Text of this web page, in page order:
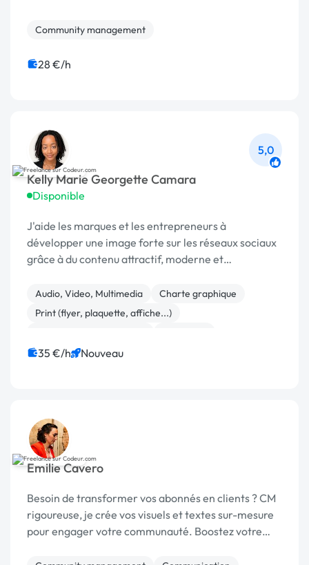
Community management
28 €/h
Kelly Marie Georgette Camara
Disponible
5,0
J'aide les marques et les entrepreneurs à
développer une image forte sur les réseaux sociaux
grâce à du contenu attractif, moderne et
Audio, Video, Multimedia
Charte graphique
Print (flyer, plaquette, affiche...)
Communication
Etude de marché
35 €/h Nouveau
Emilie Cavero
Besoin de transformer vos abonnés en clients ? CM
rigoureuse, je crée vos visuels et textes sur-mesure
pour engager votre communauté. Boostez votre